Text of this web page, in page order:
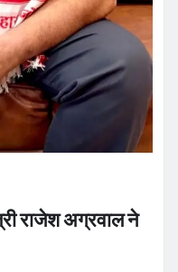
राजेश अग्रवाल ने